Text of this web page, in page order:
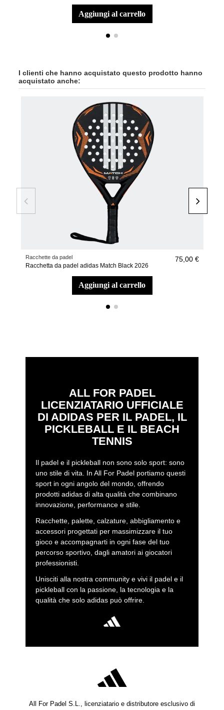
aggiungi al carrello
I clienti che hanno acquistato questo prodotto hanno
acquistato anche:
Racchette da padel
Racchetta da padel adidas Match Black 2026
75,00 €
aggiungi al carrello
ALL FOR PADEL
LICENZIATARIO UFFICIALE
DI ADIDAS PER IL PADEL, IL
PICKLEBALL E IL BEACH
TENNIS
Il padel e il pickleball non sono solo sport: sono
uno stile di vita. In All For Padel portiamo questi
sport in ogni angolo del mondo, offrendo
prodotti adidas di alta qualità che combinano
innovazione, performance e stile.
Racchette, palette, calzature, abbigliamento e
accessori progettati per massimizzare il tuo
gioco e accompagnarti in ogni fase del tuo
percorso sportivo, dagli amatori ai giocatori
professionisti.
Unisciti alla nostra community e vivi il padel e il
pickleball con la passione, la tecnologia e la
qualità che solo adidas può offrire.
All For Padel S.L., licenziatario e distributore esclusivo di